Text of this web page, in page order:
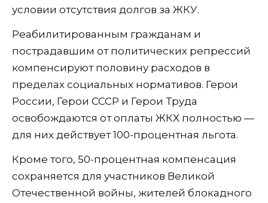
условии отсутствия долгов за ЖКУ.
Реабилитированным гражданам и
пострадавшим от политических репрессий
компенсируют половину расходов в
пределах социальных нормативов. Герои
России, Герои СССР и Герои Труда
освобождаются от оплаты ЖКХ полностью —
для них действует 100-процентная льгота.
Кроме того, 50-процентная компенсация
сохраняется для участников Великой
Отечественной войны, жителей блокадного